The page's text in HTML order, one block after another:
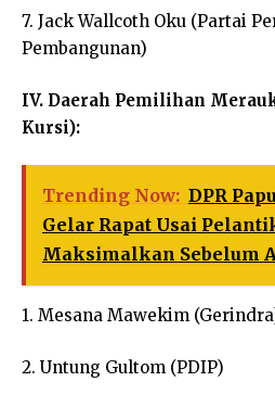
7. Jack Wallcoth Oku (Partai
Pembangunan)
IV. Daerah Pemilihan
Kursi):
Trending Now: DPR
Gelar Rapat Usai
Maksimalkan Sebelum
1. Mesana Mawekim
2. Untung Gultom (PDIP)